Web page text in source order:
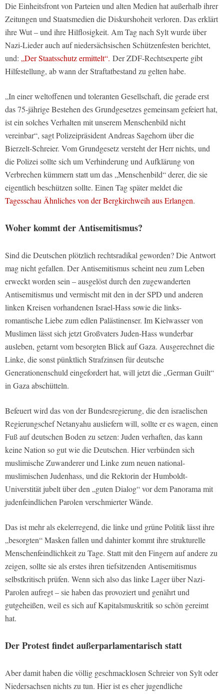
Die Einheitsfront von Parteien und alten Medien hat außerhalb ihrer
Zeitungen und Staatsmedien die Diskurshoheit verloren. Das erklärt
ihre Wut – und ihre Hilflosigkeit. Am Tag nach Sylt wurde über
Nazi-Lieder auch auf niedersächsischen Schützenfesten berichtet,
und: „Der Staatsschutz ermittelt“. Der ZDF-Rechtsexperte gibt
Hilfestellung, ab wann der Straftatbestand zu gelten habe.
„In einer weltoffenen und toleranten Gesellschaft, die gerade erst
das 75-jährige Bestehen des Grundgesetzes gemeinsam gefeiert hat,
ist ein solches Verhalten mit unserem Menschenbild nicht
vereinbar“, sagt Polizeipräsident Andreas Sagehorn über die
Bierzelt-Schreier. Vom Grundgesetz versteht der Herr nichts, und
die Polizei sollte sich um Verhinderung und Aufklärung von
Verbrechen kümmern statt um das „Menschenbild“ derer, die sie
eigentlich beschützen sollte. Einen Tag später meldet die
Tagesschau Ähnliches von der Bergkirchweih aus Erlangen.
Woher kommt der Antisemitismus?
Sind die Deutschen plötzlich rechtsradikal geworden? Die Antwort
mag nicht gefallen. Der Antisemitismus scheint neu zum Leben
erweckt worden sein – ausgelöst durch den zugewanderten
Antisemitismus und vermischt mit den in der SPD und anderen
linken Kreisen vorhandenen Israel-Hass sowie die links-
romantische Liebe zum edlen Palästinenser. Im Kielwasser von
Muslimen lässt sich jetzt Großvaters Juden-Hass wunderbar
ausleben, getarnt vom besorgten Blick auf Gaza. Ausgerechnet die
Linke, die sonst pünktlich Strafzinsen für deutsche
Generationenschuld eingefordert hat, will jetzt die „German Guilt“
in Gaza abschütteln.
Befeuert wird das von der Bundesregierung, die den israelischen
Regierungschef Netanyahu ausliefern will, sollte er es wagen, einen
Fuß auf deutschen Boden zu setzen: Juden verhaften, das kann
keine Nation so gut wie die Deutschen. Hier verbünden sich
muslimische Zuwanderer und Linke zum neuen national-
muslimischen Judenhass, und die Rektorin der Humboldt-
Universtität jubelt über den „guten Dialog“ vor dem Panorama mit
judenfeindlichen Parolen verschmierter Wände.
Das ist mehr als ekelerregend, die linke und grüne Politik lässt ihre
„besorgten“ Masken fallen und dahinter kommt ihre strukturelle
Menschenfeindlichkeit zu Tage. Statt mit den Fingern auf andere zu
zeigen, sollte sie als erstes ihren tiefsitzenden Antisemitismus
selbstkritisch prüfen. Wenn sich also das linke Lager über Nazi-
Parolen aufregt – sie haben das provoziert und genährt und
gutgeheißen, weil es sich auf Kapitalsmuskritik so schön gereimt
hat.
Der Protest findet außerparlamentarisch statt
Aber damit haben die völlig geschmacklosen Schreier von Sylt oder
Niedersachsen nichts zu tun. Hier ist es eher jugendliche